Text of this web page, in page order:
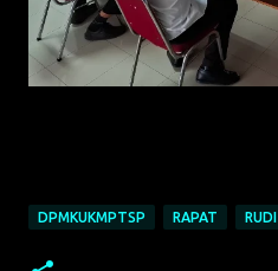
DPMKUKMPTSP RAPAT RUDI